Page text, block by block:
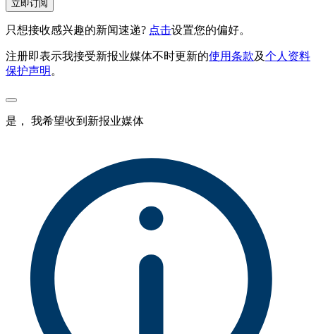
立即订阅
只想接收感兴趣的新闻速递? 点击设置您的偏好。
注册即表示我接受新报业媒体不时更新的使用条款及个人资料
保护声明 。
是， 我希望收到新报业媒体